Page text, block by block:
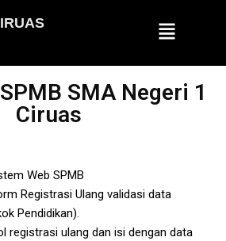
SMA Negeri 1
Ciruas
Web SPMB
Registrasi Ulang validasi data
Pendidikan).
registrasi ulang dan isi dengan data